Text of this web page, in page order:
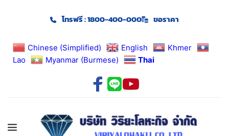
Chinese (Simplified) English
Khmer
Lao
Myanmar (Burmese) Thai
โทรฟรี : 1800-400-000 ขอราคา